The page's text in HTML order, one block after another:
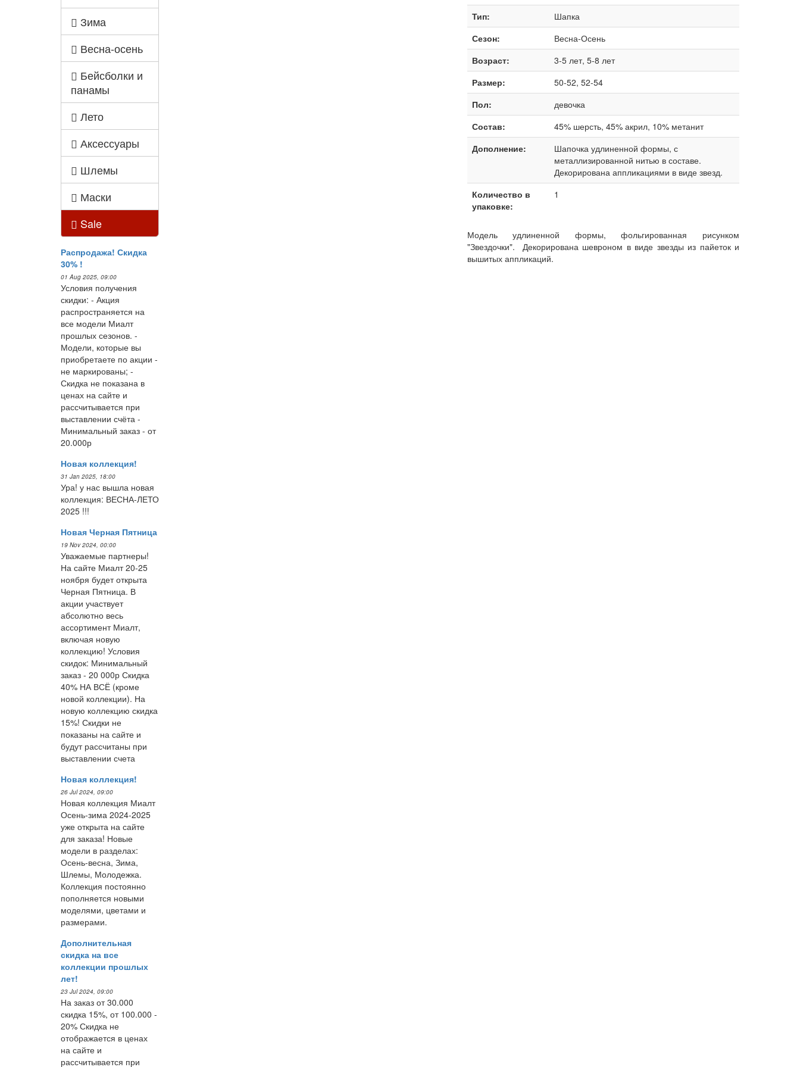
Зима
Весна-осень
Бейсболки и
панамы
Лето
Аксессуары
Шлемы
Маски
Sale
Распродажа! Скидка
30% !
01 Aug 2025, 09:00
Условия получения
скидки: - Акция
распространяется на
все модели Миалт
прошлых сезонов. -
Модели, которые вы
приобретаете по акции -
не маркированы; -
Скидка не показана в
ценах на сайте и
рассчитывается при
выставлении счёта -
Минимальный заказ - от
20.000р
Новая коллекция!
31 Jan 2025, 18:00
Ура! у нас вышла новая
коллекция: ВЕСНА-ЛЕТО
2025 !!!
Новая Черная Пятница
19 Nov 2024, 00:00
Уважаемые партнеры!
На сайте Миалт 20-25
ноября будет открыта
Черная Пятница. В
акции участвует
абсолютно весь
ассортимент Миалт,
включая новую
коллекцию! Условия
скидок: Минимальный
заказ - 20 000р Скидка
40% НА ВСЁ (кроме
новой коллекции). На
новую коллекцию скидка
15%! Скидки не
показаны на сайте и
будут рассчитаны при
выставлении счета
Новая коллекция!
26 Jul 2024, 09:00
Новая коллекция Миалт
Осень-зима 2024-2025
уже открыта на сайте
для заказа! Новые
модели в разделах:
Осень-весна, Зима,
Шлемы, Молодежка.
Коллекция постоянно
пополняется новыми
моделями, цветами и
размерами.
Дополнительная
скидка на все
коллекции прошлых
лет!
23 Jul 2024, 09:00
На заказ от 30.000
скидка 15%, от 100.000 -
20% Скидка не
отображается в ценах
на сайте и
рассчитывается при
Тип:
Шапка
Сезон:
Весна-Осень
Возраст:
3-5 лет, 5-8 лет
Размер:
50-52, 52-54
Пол:
девочка
Состав:
45% шерсть, 45% акрил, 10% метанит
Дополнение:
Шапочка удлиненной формы, с
металлизированной нитью в составе.
Декорирована аппликациями в виде звезд.
Количество в
упаковке:
1
Модель удлиненной формы, фольгированная рисунком
"Звездочки". Декорирована шевроном в виде звезды из пайеток и
вышитых аппликаций.